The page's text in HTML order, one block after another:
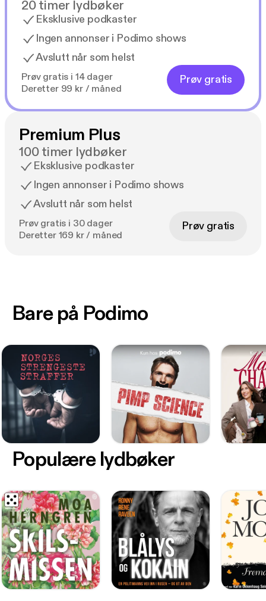
20 timer lydbøker
Eksklusive podkaster
Ingen annonser i Podimo shows
Avslutt når som helst
Prøv gratis i 14 dager
Deretter 99 kr / måned
Prøv gratis
Premium Plus
100 timer lydbøker
Eksklusive podkaster
Ingen annonser i Podimo shows
Avslutt når som helst
Prøv gratis i 30 dager
Deretter 169 kr / måned
Prøv gratis
Bare på Podimo
Populære lydbøker